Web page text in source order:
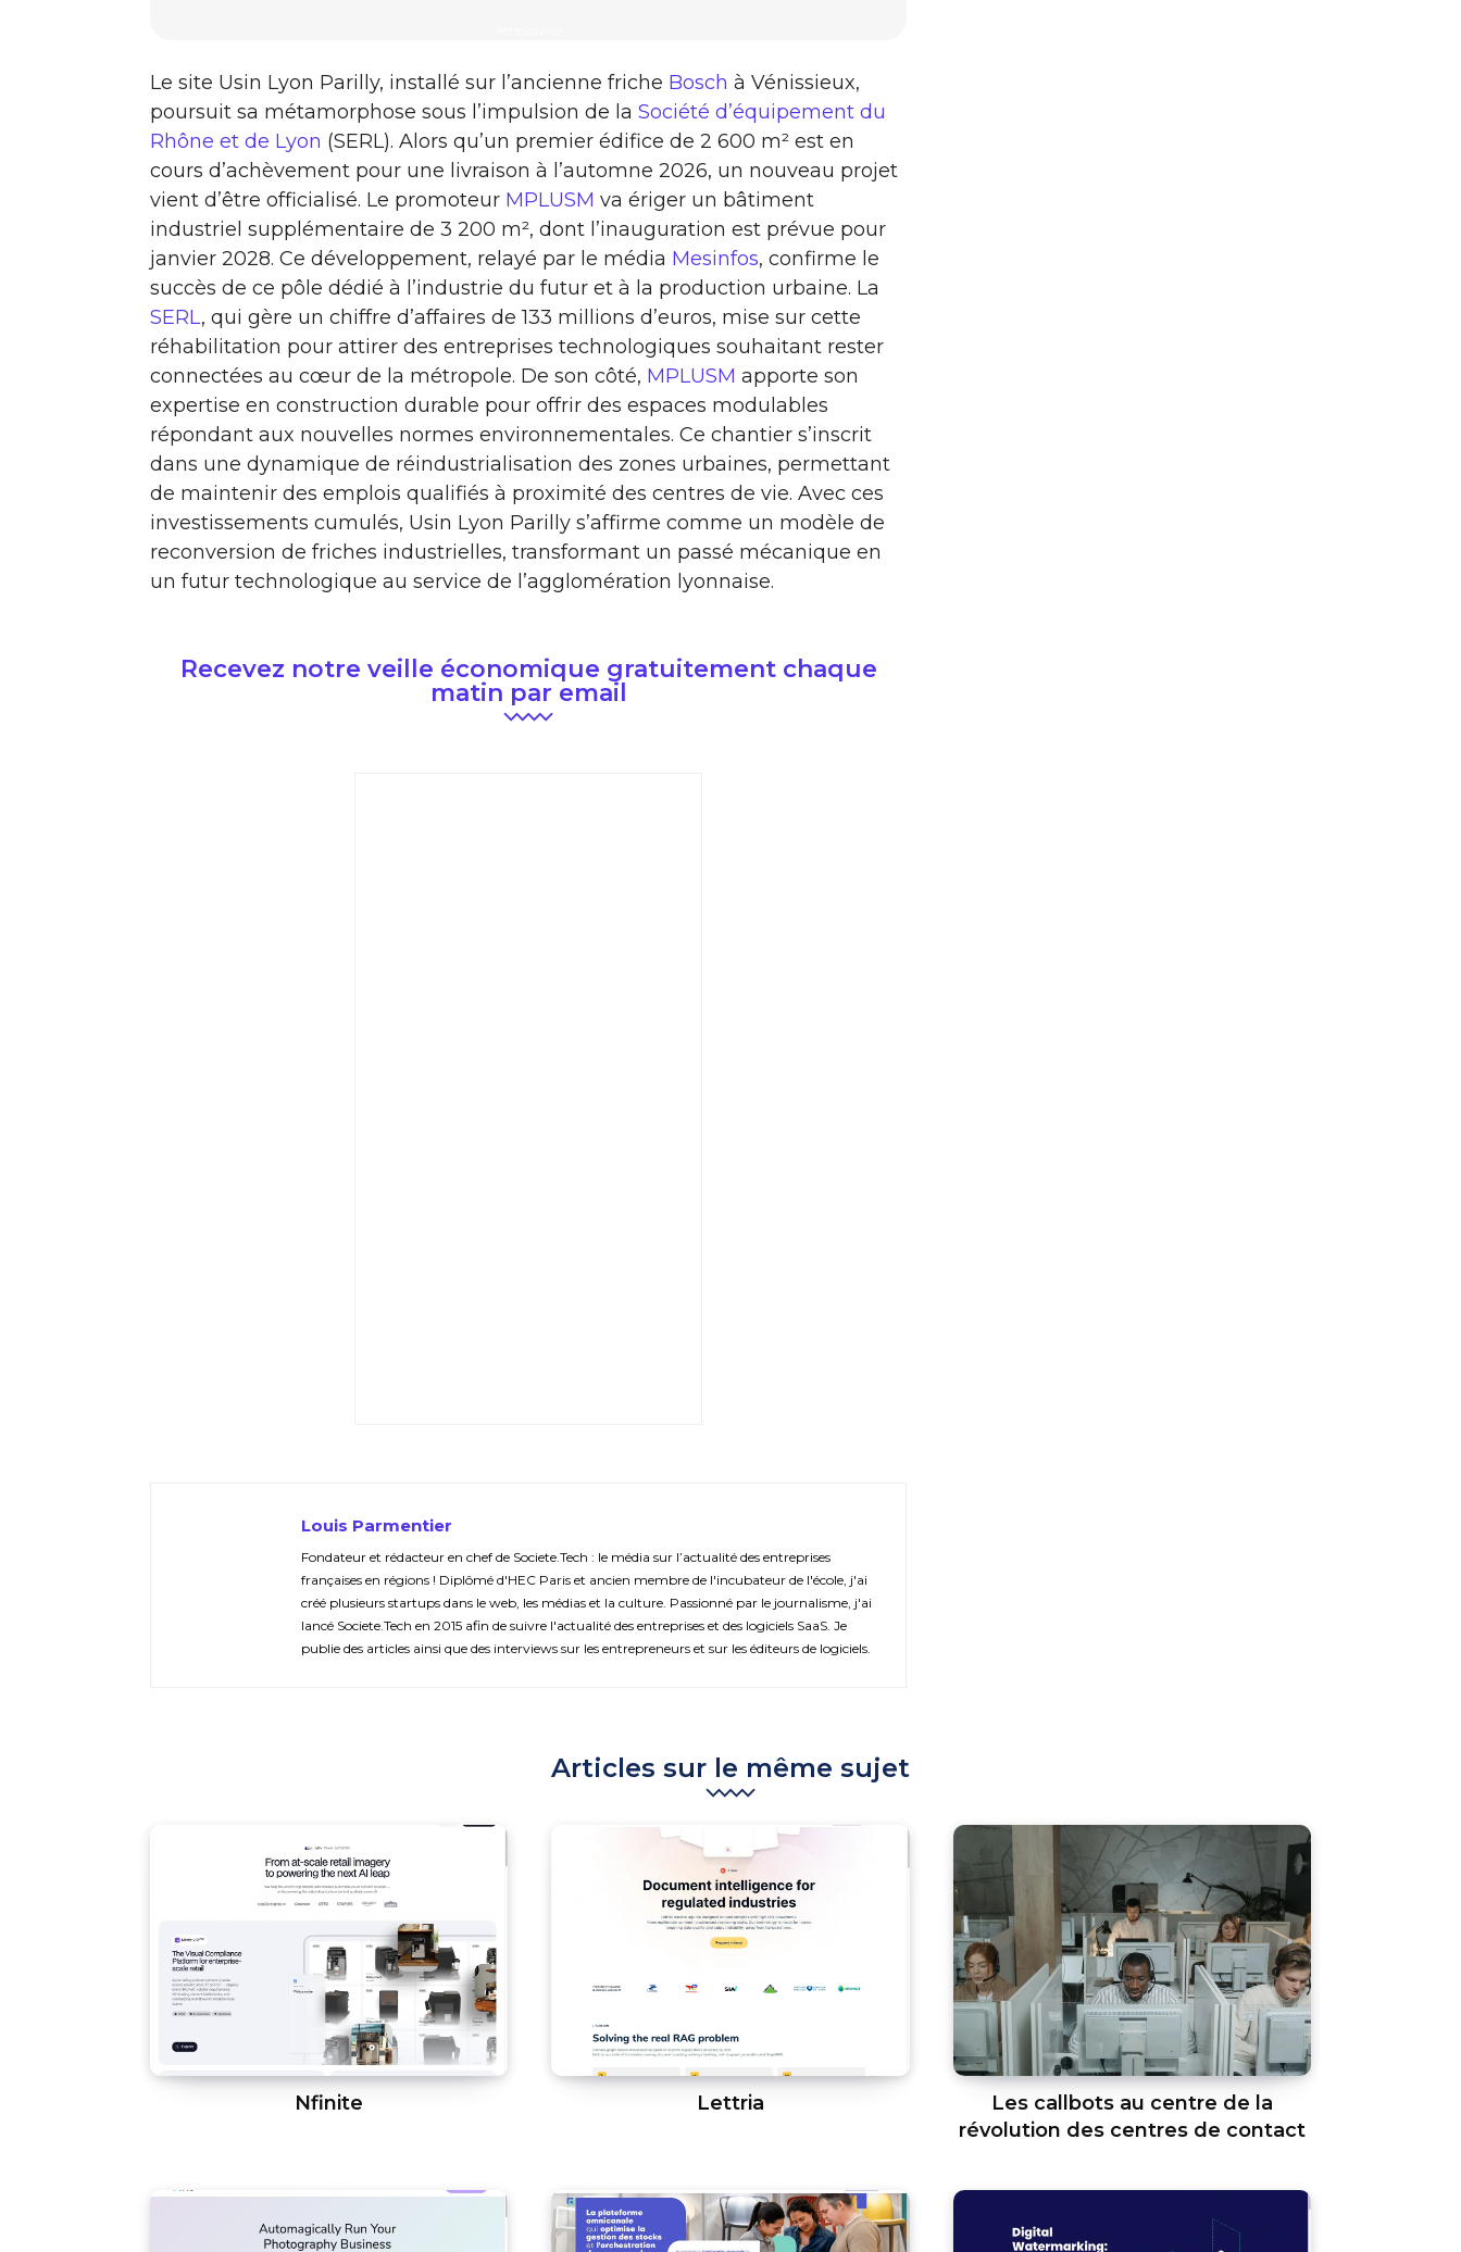
Le site Usin Lyon Parilly, installé sur l’ancienne friche Bosch à Vénissieux,
poursuit sa métamorphose sous l’impulsion de la Société d’équipement du
Rhône et de Lyon (SERL). Alors qu’un premier édifice de 2 600 m² est en
cours d’achèvement pour une livraison à l’automne 2026, un nouveau projet
vient d’être officialisé. Le promoteur MPLUSM va ériger un bâtiment
industriel supplémentaire de 3 200 m², dont l’inauguration est prévue pour
janvier 2028. Ce développement, relayé par le média Mesinfos, confirme le
succès de ce pôle dédié à l’industrie du futur et à la production urbaine. La
SERL, qui gère un chiffre d’affaires de 133 millions d’euros, mise sur cette
réhabilitation pour attirer des entreprises technologiques souhaitant rester
connectées au cœur de la métropole. De son côté, MPLUSM apporte son
expertise en construction durable pour offrir des espaces modulables
répondant aux nouvelles normes environnementales. Ce chantier s’inscrit
dans une dynamique de réindustrialisation des zones urbaines, permettant
de maintenir des emplois qualifiés à proximité des centres de vie. Avec ces
investissements cumulés, Usin Lyon Parilly s’affirme comme un modèle de
reconversion de friches industrielles, transformant un passé mécanique en
un futur technologique au service de l’agglomération lyonnaise.
Recevez notre veille économique gratuitement chaque
matin par email
Louis Parmentier
Fondateur et rédacteur en chef de Societe.Tech : le média sur l’actualité des entreprises
françaises en régions ! Diplômé d'HEC Paris et ancien membre de l'incubateur de l'école, j'ai
créé plusieurs startups dans le web, les médias et la culture. Passionné par le journalisme, j'ai
lancé Societe.Tech en 2015 afin de suivre l'actualité des entreprises et des logiciels SaaS. Je
publie des articles ainsi que des interviews sur les entrepreneurs et sur les éditeurs de logiciels.
Articles sur le même sujet
Nfinite Lettria
Les callbots au centre de la
révolution des centres de contact